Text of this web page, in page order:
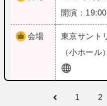
開演：19:00
会場 東京サント
（小ホール）
1 2